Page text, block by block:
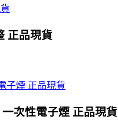
正品現貨
次性電子煙 正品現貨